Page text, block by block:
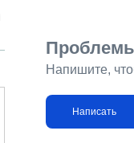
Напишите,
Написать